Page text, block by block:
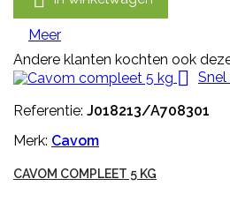
Meer
Andere klanten kochten ook
 Snel
Referentie: J018213/A708301
Merk: Cavom
CAVOM COMPLEET 5 KG